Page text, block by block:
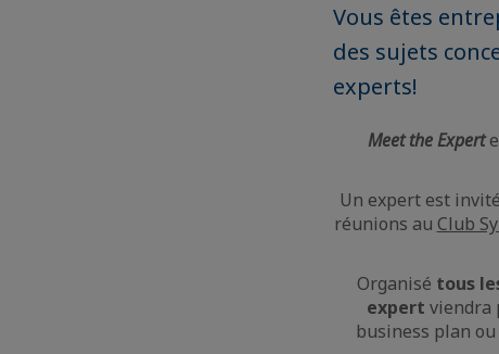
Vous êtes
des sujets
experts!
Meet the Expert
Un expert est
réunions au Club
Organisé tous
expert viendra
business plan